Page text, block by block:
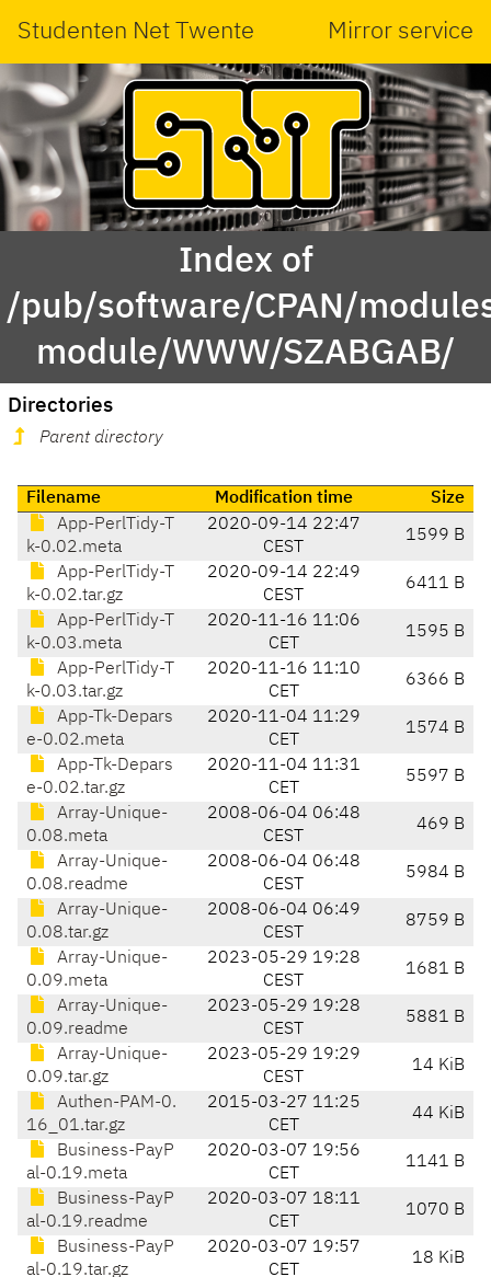
Studenten Net Twente Mirror service
Index of
/pub/software/CPAN/
module/WWW/SZABGAB/
Directories
Parent directory
Filename Modification time
Size
App-PerlTidy-T
k-0.02.meta
2020-09-14 22:47
CEST
1599 B
App-PerlTidy-T
k-0.02.tar.gz
2020-09-14 22:49
CEST
6411 B
App-PerlTidy-T
k-0.03.meta
2020-11-16 11:06
CET
1595 B
App-PerlTidy-T
k-0.03.tar.gz
2020-11-16 11:10
CET
6366 B
App-Tk-Depars
e-0.02.meta
2020-11-04 11:29
CET
1574 B
App-Tk-Depars
e-0.02.tar.gz
2020-11-04 11:31
CET
5597 B
Array-Unique-
0.08.meta
2008-06-04 06:48
CEST
469 B
Array-Unique-
0.08.readme
2008-06-04 06:48
CEST
5984 B
Array-Unique-
0.08.tar.gz
2008-06-04 06:49
CEST
8759 B
Array-Unique-
0.09.meta
2023-05-29 19:28
CEST
1681 B
Array-Unique-
0.09.readme
2023-05-29 19:28
CEST
5881 B
Array-Unique-
0.09.tar.gz
2023-05-29 19:29
CEST
14 KiB
Authen-PAM-0.
16_01.tar.gz
2015-03-27 11:25
CET
44 KiB
Business-PayP
al-0.19.meta
2020-03-07 19:56
CET
1141 B
Business-PayP
al-0.19.readme
2020-03-07 18:11
CET
1070 B
Business-PayP
al-0.19.tar.gz
2020-03-07 19:57
CET
18 KiB